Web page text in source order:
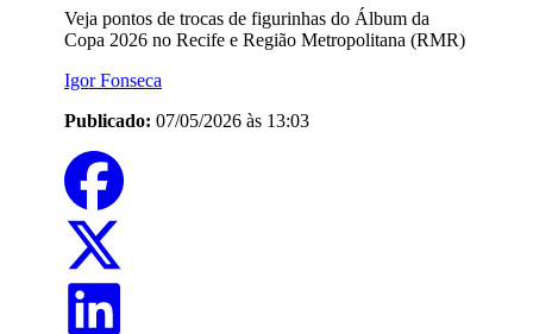
Veja pontos de trocas de figurinhas do Álbum da
Copa 2026 no Recife e Região Metropolitana (RMR)
Igor Fonseca
Publicado: 07/05/2026 às 13:03